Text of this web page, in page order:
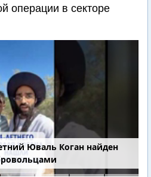
операции в секторе
Юваль Коган найден